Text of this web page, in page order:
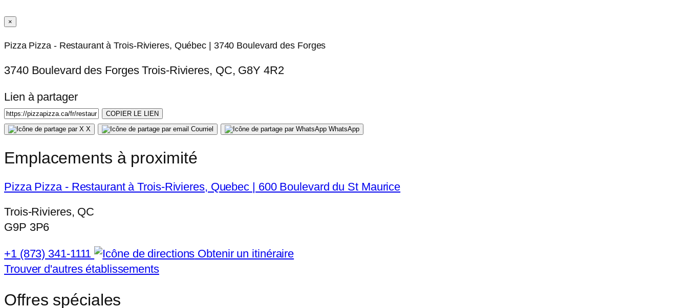
×
Pizza Pizza - Restaurant à Trois-Rivieres, Québec | 3740 Boulevard des Forges
3740 Boulevard des Forges Trois-Rivieres, QC, G8Y 4R2
Lien à partager
COPIER LE LIEN
X
Courriel WhatsApp
Emplacements à proximité
Pizza Pizza - Restaurant à Trois-Rivieres, Quebec | 600 Boulevard du St Maurice
Trois-Rivieres, QC
G9P 3P6
+1 (873) 341-1111
Obtenir un itinéraire
Trouver d'autres établissements
Offres spéciales